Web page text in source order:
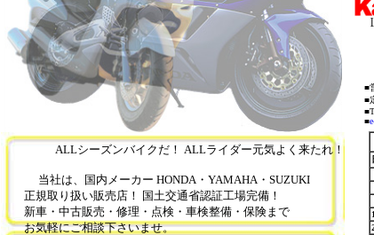
ALLシーズンバイクだ！ ALLライダー元気よく来たれ！
当社は、国内メーカー HONDA・YAMAHA・SUZUKI
正規取り扱い販売店！ 国土交通省認証工場完備！
新車・中古販売・修理・点検・車検整備・保険まで
お気軽にご相談下さいませ。
■
■
■